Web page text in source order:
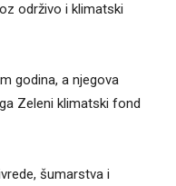
održivo i klimatski
godina, a njegova
Zeleni klimatski fond
šumarstva i